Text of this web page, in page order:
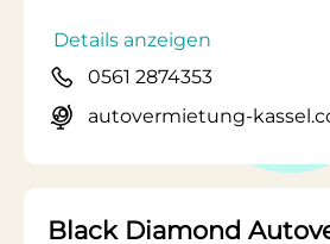
Details anzeigen
0561 2874353
autovermietung-
Black Diamond